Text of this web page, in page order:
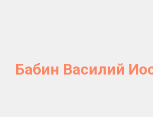
Бабин Василий